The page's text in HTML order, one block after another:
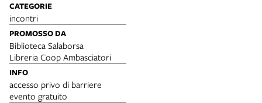
CATEGORIE
incontri
PROMOSSO DA
Biblioteca Salaborsa
Libreria Coop Ambasciatori
INFO
accesso privo di barriere
evento gratuito